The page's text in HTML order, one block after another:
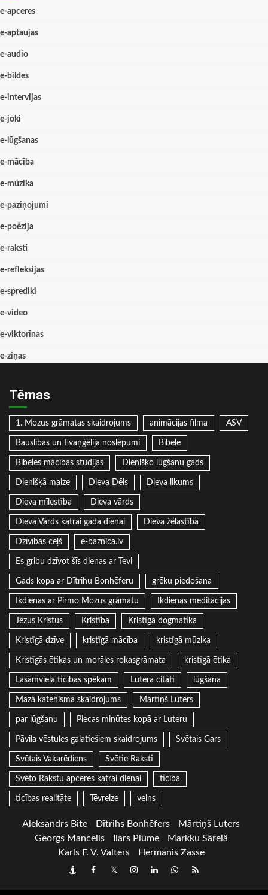
e-apceres
e-aptaujas
e-audio
e-bildes
e-intervijas
e-joki
e-lūgšanas
e-mācība
e-mūzika
e-paziņojumi
e-poēzija
e-raksti
e-refleksijas
e-sprediķi
e-video
e-viktorīnas
e-ziņas
Tēmas
1. Mozus grāmatas skaidrojums animācijas filma ASV
Bauslības un Evaņģēlija noslēpumi Bībele
Bībeles mācības studijas Dienišķo lūgšanu gads
Dienišķā maize Dieva Dēls Dieva likums
Dieva mīlestība Dieva vārds
Dieva Vārds katrai gada dienai Dieva žēlastība
Dzīvības ceļš e-baznica.lv
Es gribu dzīvot šīs dienas ar Tevi
Gads kopa ar Dītrihu Bonhēferu grēku piedošana
Ikdienas ar Pirmo Mozus grāmatu Ikdienas meditācijas
Jēzus Kristus Kristība Kristīgā dogmatika
Kristīgā dzīve kristīgā mācība kristīgā mūzika
Kristīgās ētikas un morāles rokasgrāmata kristīgā ētika
Lasāmviela ticības spēkam Lutera citāti lūgšana
Mazā katehisma skaidrojums Mārtiņš Luters
par lūgšanu Piecas minūtes kopā ar Luteru
Pāvila vēstules galatiešiem skaidrojums Svētais Gars
Svētais Vakarēdiens Svētie Raksti
Svēto Rakstu apceres katrai dienai ticība
ticības realitāte Tēvreize velns
Aleksandrs Bite Dītrihs Bonhēfers
Mārtiņš Luters
Georgs Mancelis
Ilārs Plūme
Markku Särelä
Karls F. V. Valters
Hermanis Zasse
DraugiemFacebook
TwitterInstagram
LinkedInwhatsapp
RSS